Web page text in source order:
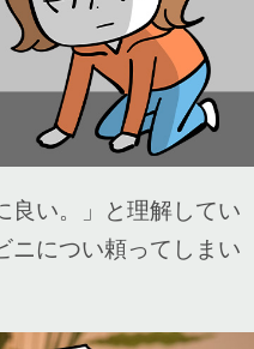
良い。」と理解してい
ニについ頼ってしまい